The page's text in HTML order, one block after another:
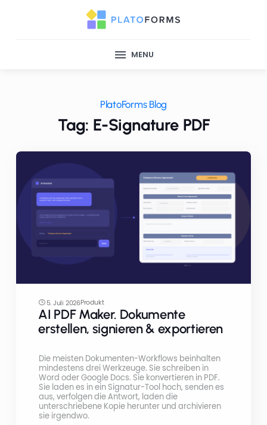
MENU
PlatoForms Blog
Tag: E-Signature PDF
5. Juli 2026Produkt
AI PDF Maker. Dokumente
erstellen, signieren & exportieren
Die meisten Dokumenten-Workflows beinhalten
mindestens drei Werkzeuge. Sie schreiben in
Word oder Google Docs. Sie konvertieren in PDF.
Sie laden es in ein Signatur-Tool hoch, senden es
aus, verfolgen die Antwort, laden die
unterschriebene Kopie herunter und archivieren
sie irgendwo.